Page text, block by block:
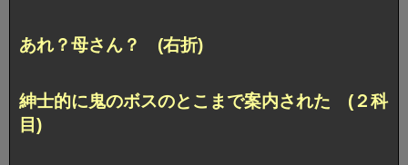
あれ？母さん？ (右折)
紳士的に鬼のボスのとこまで案内された (２科
目)